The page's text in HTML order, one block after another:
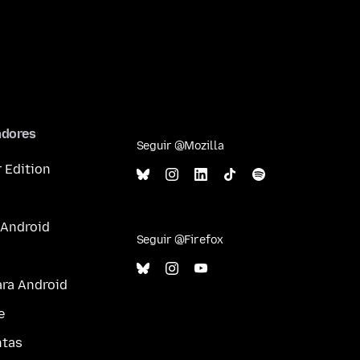
Edition
Android
Seguir @Mozilla
Seguir @Firefox